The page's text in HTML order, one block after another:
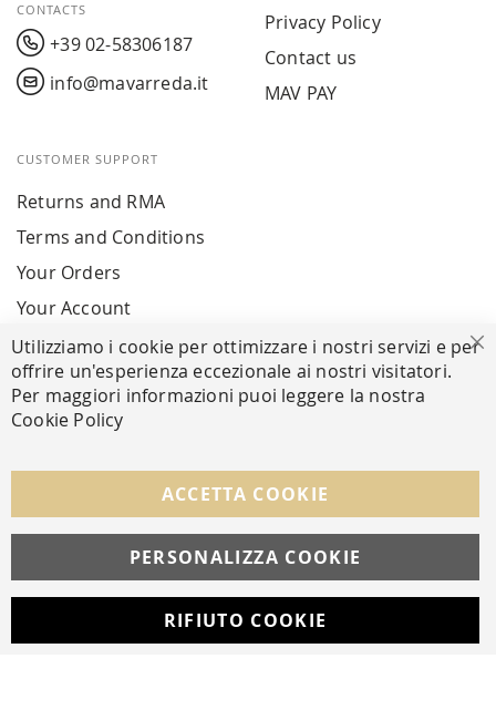
CONTACTS
+39 02-58306187
info@mavarreda.it
Privacy Policy
Contact us
MAV PAY
CUSTOMER SUPPORT
Returns and RMA
Terms and Conditions
Your Orders
Your Account
SECURE PAYMENTS
FOLLOW US ON SOCIAL MEDIA
Utilizziamo i cookie per ottimizzare i nostri servizi e per
offrire un'esperienza eccezionale ai nostri visitatori.
Per maggiori informazioni puoi leggere la nostra
Cookie Policy
ACCETTA COOKIE
PERSONALIZZA COOKIE
RIFIUTO COOKIE